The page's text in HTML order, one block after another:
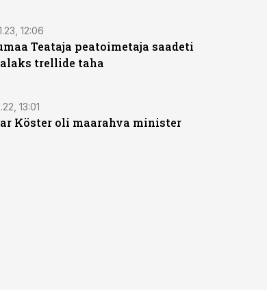
12:06
Teataja peatoimetaja saadeti
trellide taha
13:01
Köster oli maarahva minister